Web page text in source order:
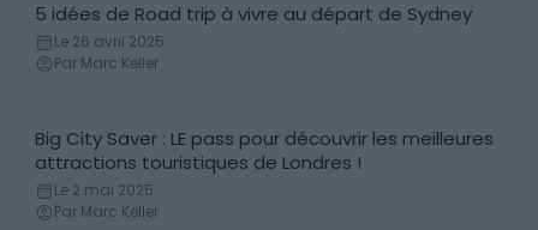
Itinéraires
5 idées de Road trip à vivre au départ de Sydney
Le 26 avril 2025
Par Marc Keller
City Pass
Big City Saver : LE pass pour découvrir les meilleures
attractions touristiques de Londres !
Le 2 mai 2025
Par Marc Keller